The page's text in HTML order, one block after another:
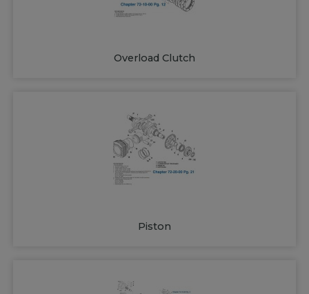
Overload Clutch
Piston